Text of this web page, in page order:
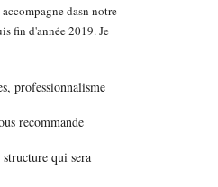
dasn notre
fin d'année 2019. Je